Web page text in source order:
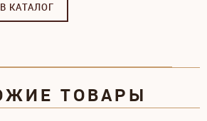
КАТАЛОГ
ТОВАРЫ